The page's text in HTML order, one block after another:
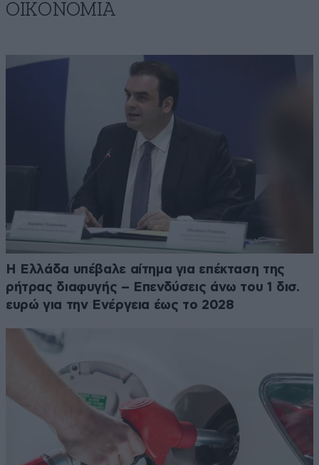
ΟΙΚΟΝΟΜΙΑ
Η Ελλάδα υπέβαλε αίτημα για επέκταση της
ρήτρας διαφυγής – Επενδύσεις άνω του 1 δισ.
ευρώ για την Ενέργεια έως το 2028